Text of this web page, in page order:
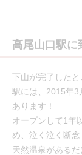
高尾山口駅に
下山が完了したと
駅には、2015年3
あります！
オープンして1年
め、泣く泣く断念
天然温泉がある